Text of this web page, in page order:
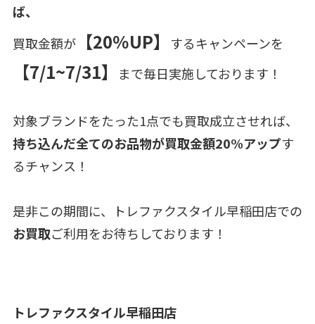
ば、
買取金額が【20％UP】 するキャンペーンを
【7/1~7/31】 まで毎日実施しております！
対象ブランドをたった1点でも買取成立させれば、
持ち込んだ全てのお品物が買取金額20%アップす
るチャンス！
是非この期間に、トレファクスタイル早稲田店での
お買取ご利用をお待ちしております！
トレファクスタイル早稲田店